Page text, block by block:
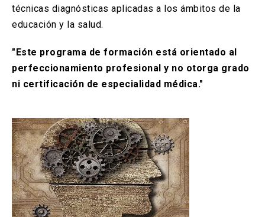
nueva
pestaña)
técnicas diagnósticas aplicadas a los ámbitos de la
educación y la salud.
"Este programa de formación está orientado al
perfeccionamiento profesional y no otorga grado
ni certificación de especialidad médica."